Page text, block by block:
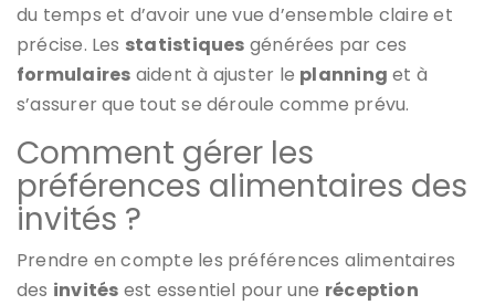
du temps et d’avoir une vue d’ensemble claire et
précise. Les statistiques générées par ces
formulaires aident à ajuster le planning et à
s’assurer que tout se déroule comme prévu.
Comment gérer les
préférences alimentaires des
invités ?
Prendre en compte les préférences alimentaires
des invités est essentiel pour une réception